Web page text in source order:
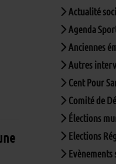
Actualité
Agenda
Anciennes
Autres
Cent Pour
Comité de
Élections
Elections
Evènements